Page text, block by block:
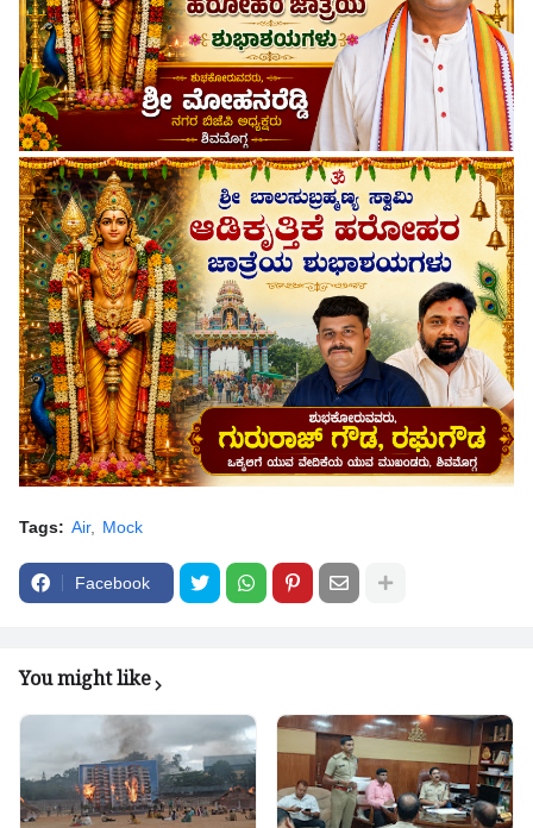
Tags: Air Mock
Facebook
You might like